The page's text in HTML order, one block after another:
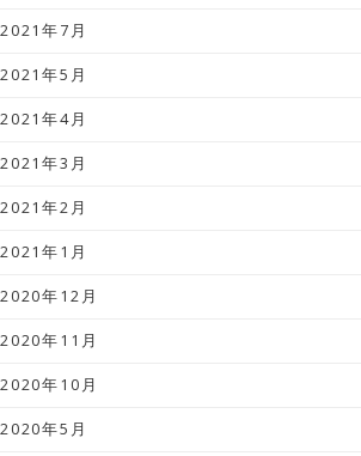
2021年7月
2021年5月
2021年4月
2021年3月
2021年2月
2021年1月
2020年12月
2020年11月
2020年10月
2020年5月